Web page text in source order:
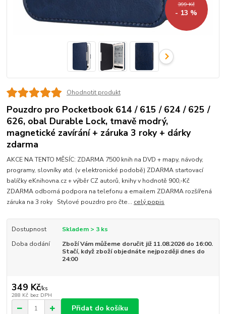
399 Kč
- 13 %
Ohodnotit produkt
Pouzdro pro Pocketbook 614 / 615 / 624 / 625 /
626, obal Durable Lock, tmavě modrý,
magnetické zavírání + záruka 3 roky + dárky
zdarma
AKCE NA TENTO MĚSÍC: ZDARMA 7500 knih na DVD + mapy, návody,
programy, slovníky atd. (v elektronické podobě) ZDARMA startovací
balíčky eKnihovna.cz + výběr CZ autorů, knihy v hodnotě 900,-Kč
ZDARMA odborná podpora na telefonu a emailem ZDARMA rozšířená
záruka na 3 roky Stylové pouzdro pro čte... celý popis
Dostupnost
Skladem > 3 ks
Doba dodání
Zboží Vám můžeme doručit již 11.08.2026 do 16:00.
Stačí, když zboží objednáte nejpozději dnes do
24:00
349 Kč/ks
288 Kč bez DPH
Přidat do košíku